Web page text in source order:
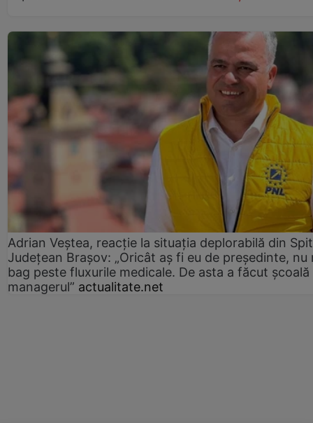
Adrian Veștea, reacție la situația deplorabilă din
Județean Brașov: „Oricât aș fi eu de președinte, nu
bag peste fluxurile medicale. De asta a făcut școală
managerul” actualitate.net